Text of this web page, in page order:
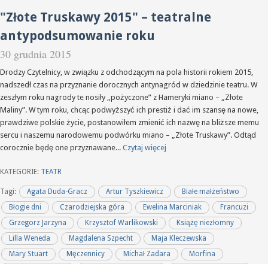
"Złote Truskawy 2015" – teatralne
antypodsumowanie roku
30 grudnia 2015
Drodzy Czytelnicy, w związku z odchodzącym na pola historii rokiem 2015,
nadszedł czas na przyznanie dorocznych antynagród w dziedzinie teatru. W
zeszłym roku nagrody te nosiły „pożyczone” z Hameryki miano – „Złote
Maliny”. W tym roku, chcąc podwyższyć ich prestiż i dać im szansę na nowe,
prawdziwe polskie życie, postanowiłem zmienić ich nazwę na bliższe memu
sercu i naszemu narodowemu podwórku miano – „Złote Truskawy”. Odtąd
corocznie będę one przyznawane... Czytaj więcej
KATEGORIE: TEATR
Tagi: Agata Duda-Gracz Artur Tyszkiewicz
Białe małżeństwo
Błogie dni
Czarodziejska góra Ewelina Marciniak
Francuzi
Grzegorz Jarzyna
Krzysztof Warlikowski
Książę niezłomny
Lilla Weneda
Magdalena Szpecht
Maja Kleczewska
Mary Stuart
Męczennicy Michał Zadara
Morfina